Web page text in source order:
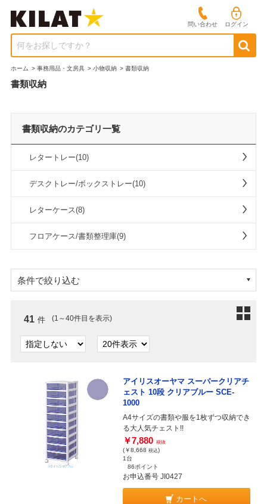
問い合わせ ログイン
何をお探しですか？
ホーム > 事務用品・文房具 > 小物収納 > 書類収納
書類収納
書類収納のカテゴリ一覧
レタートレー(10)
デスクトレー/ボックストレー(10)
レターケース(8)
フロアケース/書類整理庫(9)
条件で絞り込む
41 件 (1～40件目を表示)
アイリスオーヤマ スーパークリアチ
ェスト 10段 クリアブルー SCE-
1000
A4サイズの書類や服を1枚ずつ収納でき
る大人気チェスト!!
￥7,880 税抜
(￥8,668 税込)
1台
86ポイント
お申込番号 JI0427
カートへ